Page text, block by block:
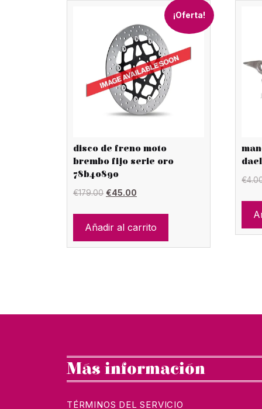
¡Oferta!
disco de freno moto
brembo fijo serie oro
78b40890
€179.00 El
original
era:
€45.00
actual
es:
Añadir al carrito
€
Más información
TÉRMINOS DEL SERVICIO